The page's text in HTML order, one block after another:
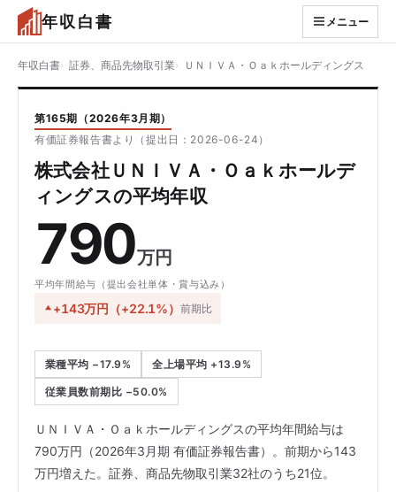
年収白書 メニュー
年収白書 証券、商品先物取引業 ＵＮＩＶＡ・Ｏａｋホールディングス
第165期（2026年3月期）
有価証券報告書より（提出日：2026-06-24）
株式会社ＵＮＩＶＡ・Ｏａｋホールデ
ィングスの平均年収
790万円
平均年間給与（提出会社単体・賞与込み）
+143万円（+22.1%）前期比
業種平均 −17.9% 全上場平均 +13.9%
従業員数前期比 −50.0%
ＵＮＩＶＡ・Ｏａｋホールディングスの平均年間給与は
790万円（2026年3月期 有価証券報告書）。前期から143
万円増えた。証券、商品先物取引業32社のうち21位。